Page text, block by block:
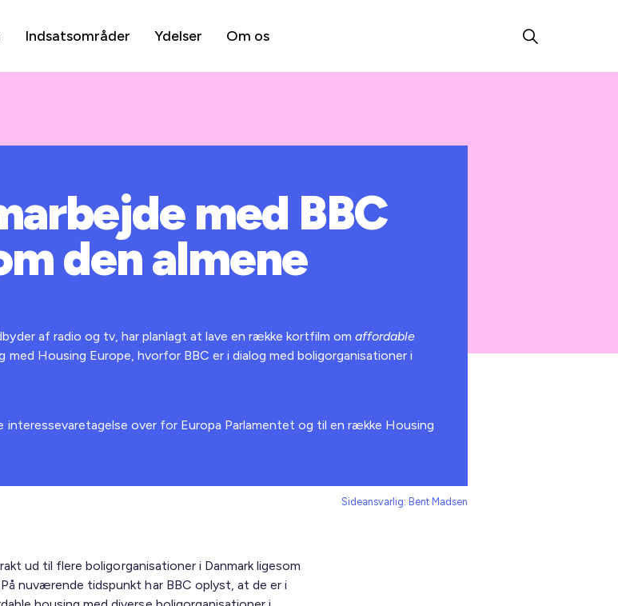
Indsatsområder Ydelser Om os
med BBC
den almene
af radio og tv, har planlagt at lave en række kortfilm omaffordable
Housing Europe, hvorfor BBC er i dialog med boligorganisationer i
interessevaretagelse over for Europa Parlamentet og til en række Housing
Sideansvarlig: Bent Madsen
ud til flere boligorganisationer i Danmark ligesom
nuværende tidspunkt har BBC oplyst, at de er i